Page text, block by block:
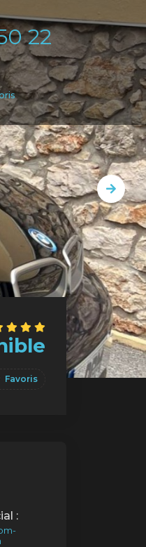
22
Favoris
: